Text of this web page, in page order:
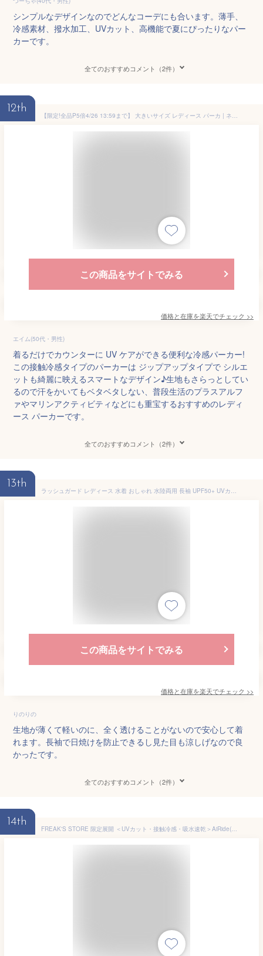
シンプルなデザインなのでどんなコーデにも合います。薄手、
冷感素材、撥水加工、UVカット、高機能で夏にぴったりなパー
カーです。
全てのおすすめコメント（2件）
12th
【限定!全品P5倍4/26 13:59まで】 大きいサイズ レディース パーカ | ネックタイプ追加!! お肌を守る嬉しい7つの機能！ uv ・ 接触冷感 ジップアップ 長袖 パーカー _ オリジナル ゆったり LL 3L 4L 5L 6L 7L 8L 9L 10L [431045/432604] hc 冷房対策 夏 お腹 胸周り 長袖
この商品をサイトでみる
価格と在庫を楽天でチェック >>
エイム(50代・男性)
着るだけでカウンターに UV ケアができる便利な冷感パーカー!
この接触冷感タイプのパーカーは ジップアップタイプで シルエ
ットも綺麗に映えるスマートなデザイン♪生地もさらっとしてい
るので汗をかいてもベタベタしない、普段生活のプラスアルフ
ァやマリンアクティビティなどにも重宝するおすすめのレディ
ース パーカーです。
全てのおすすめコメント（2件）
13th
ラッシュガード レディース 水着 おしゃれ 水陸両用 長袖 UPF50+ UVカット UVパーカー 指穴 大きいサイズ 体型カバー 3L 4L ひんやり 冷感 かわいい おしゃれ 夏用 フード S~4XL ICEPARDAL IR-7100【LDYR】
この商品をサイトでみる
価格と在庫を楽天でチェック >>
りのりの
生地が薄くて軽いのに、全く透けることがないので安心して着
れます。長袖で日焼けを防止できるし見た目も涼しげなので良
かったです。
全てのおすすめコメント（2件）
14th
FREAK'S STORE 限定展開 ＜UVカット・接触冷感・吸水速乾＞AiRide(エアライド)フルジップパーカー フリークスストア ジャケット・アウター マウンテンパーカー ブラック ピンク ベージュ ブルー グリーン ネイビー【送料無料】